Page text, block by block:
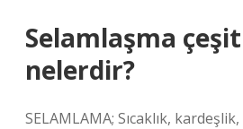
Selamlaşma
nelerdir?
SELAMLAMA; Sıcaklık,